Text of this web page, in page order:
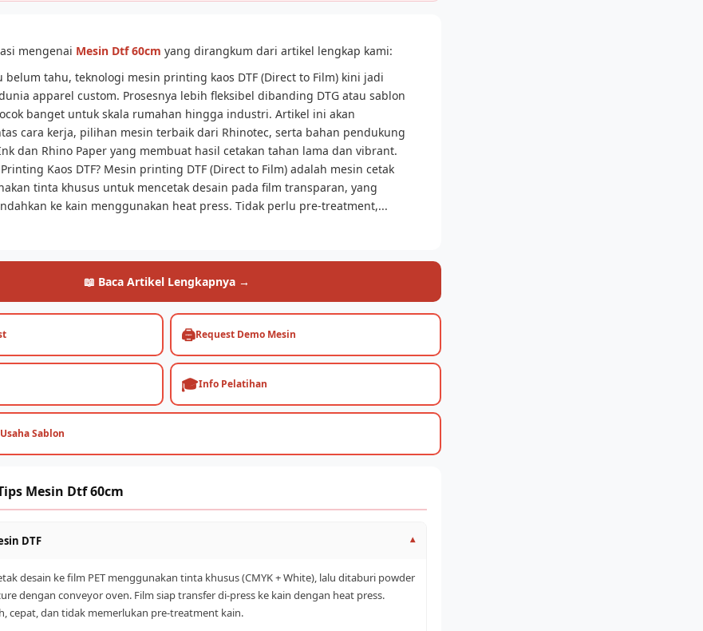
mengenai Mesin Dtf 60cm yang dirangkum dari artikel lengkap kami:
belum tahu, teknologi mesin printing kaos DTF (Direct to Film) kini jadi
apparel custom. Prosesnya lebih fleksibel dibanding DTG atau sablon
banget untuk skala rumahan hingga industri. Artikel ini akan
cara kerja, pilihan mesin terbaik dari Rhinotec, serta bahan pendukung
dan Rhino Paper yang membuat hasil cetakan tahan lama dan vibrant.
Kaos DTF? Mesin printing DTF (Direct to Film) adalah mesin cetak
tinta khusus untuk mencetak desain pada film transparan, yang
ke kain menggunakan heat press. Tidak perlu pre-treatment,...
📖 Baca Artikel Lengkapnya →
🖨️Request Demo Mesin
🎓Info Pelatihan
Sablon
Mesin Dtf 60cm
DTF ▾
desain ke film PET menggunakan tinta khusus (CMYK + White), lalu ditaburi powder
dengan conveyor oven. Film siap transfer di-press ke kain dengan heat press.
cepat, dan tidak memerlukan pre-treatment kain.